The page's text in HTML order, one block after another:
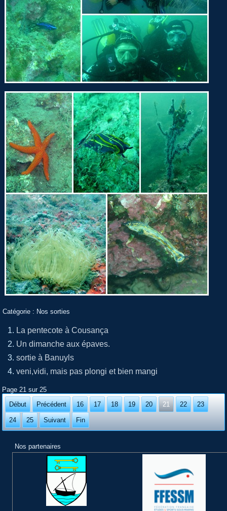
Catégorie : Nos sorties
La pentecote à Cousança
Un dimanche aux épaves.
sortie à Banuyls
veni,vidi, mais pas plongi et bien mangi
Page 21 sur 25
Début
Précédent 16 17 18 19 20 21 22 23
24 25 Suivant Fin
Nos partenaires